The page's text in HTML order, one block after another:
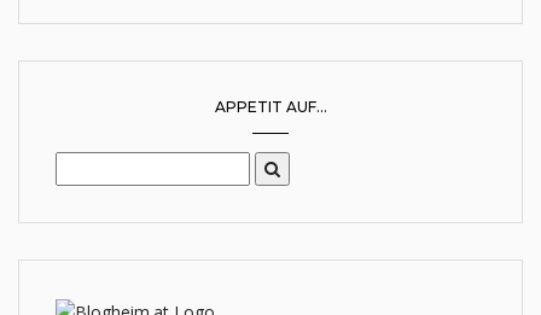
APPETIT AUF...